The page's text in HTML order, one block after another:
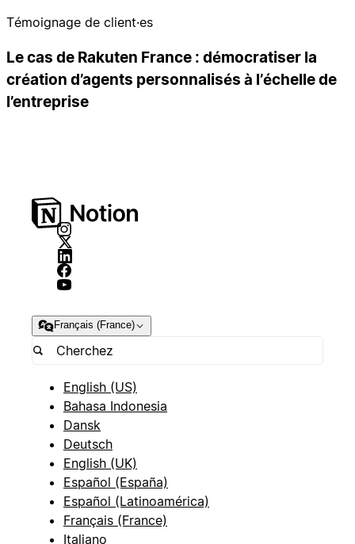
Témoignage de client·es
Le cas de Rakuten France : démocratiser la
création d’agents personnalisés à l’échelle de
l’entreprise
Français (France)
English (US)
Bahasa Indonesia
Dansk
Deutsch
English (UK)
Español (España)
Español (Latinoamérica)
Français (France)
Italiano